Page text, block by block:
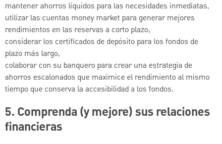
mantener ahorros líquidos para las necesidades inmediatas,
utilizar las cuentas money market para generar mejores
rendimientos en las reservas a corto plazo,
considerar los certificados de depósito para los fondos de
plazo más largo,
colaborar con su banquero para crear una estrategia de
ahorros escalonados que maximice el rendimiento al mismo
tiempo que conserva la accesibilidad a los fondos.
5. Comprenda (y mejore) sus relaciones
financieras